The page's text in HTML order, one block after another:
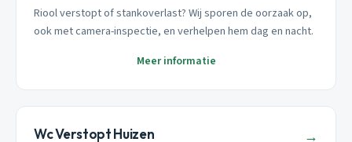
Riool verstopt of stankoverlast? Wij sporen de oorzaak op,
ook met camera-inspectie, en verhelpen hem dag en nacht.
Meer informatie
Wc Verstopt Huizen →